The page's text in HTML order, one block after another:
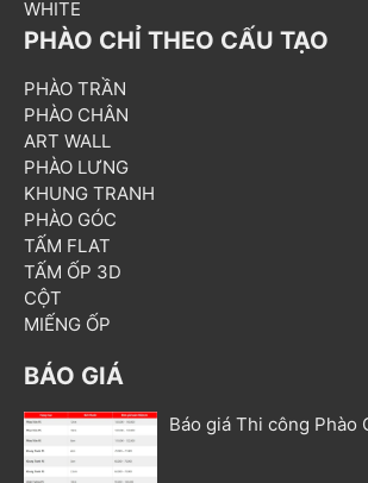
WHITE
PHÀO CHỈ THEO CẤU TẠO
PHÀO TRẦN
PHÀO CHÂN
ART WALL
PHÀO LƯNG
KHUNG TRANH
PHÀO GÓC
TẤM FLAT
TẤM ỐP 3D
CỘT
MIẾNG ỐP
BÁO GIÁ
Báo giá Thi công Phào